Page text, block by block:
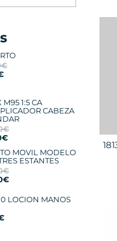
M95 1:5 CA
CABEZA
MOVIL MODELO
ESTANTES
LOCION MANOS